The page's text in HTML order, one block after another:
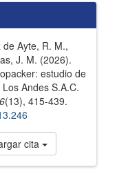
Ayte, R. M.,
J. M. (2026).
estudio de
Andes S.A.C.
6(13), 415-439.
cita